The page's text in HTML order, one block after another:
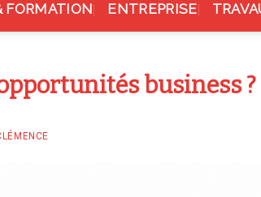
FORMATION ENTREPRISE
business ?